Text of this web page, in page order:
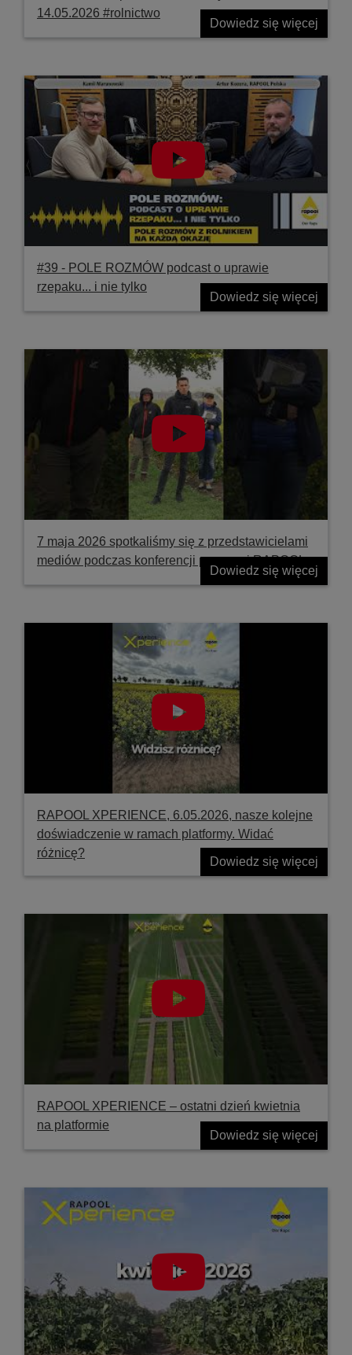
14.05.2026 #rolnictwo
Dowiedz się więcej
#39 ‐ POLE ROZMÓW podcast o uprawie
rzepaku... i nie tylko
Dowiedz się więcej
7 maja 2026 spotkaliśmy się z przedstawicielami
mediów podczas konferencji prasowej RAPOOL
Dowiedz się więcej
RAPOOL XPERIENCE, 6.05.2026, nasze kolejne
doświadczenie w ramach platformy. Widać
różnicę?
Dowiedz się więcej
RAPOOL XPERIENCE – ostatni dzień kwietnia
na platformie
Dowiedz się więcej